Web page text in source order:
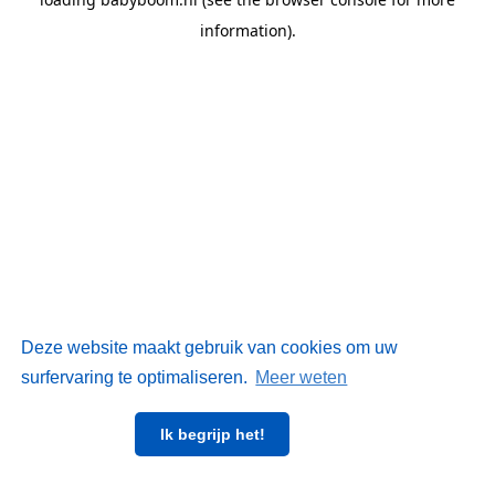
Deze website maakt gebruik van cookies om uw
surfervaring te optimaliseren. Meer weten
Ik begrijp het!
information).